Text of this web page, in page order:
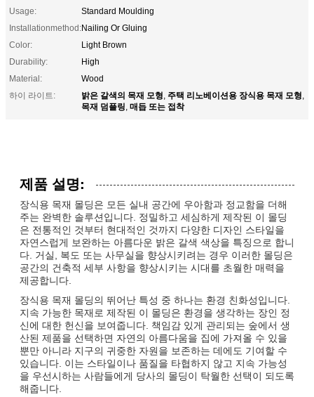
Usage:
Standard Moulding
Installationmethod:Nailing Or Gluing
Color:
Light Brown
Durability:
High
Material:
Wood
하이 라이트:
밝은 갈색의 목재 모형, 주택 리노베이션용 장식용 목재 모형,
목재 덤플링, 매듭 또는 접착
제품 설명:
장식용 목재 몰딩은 모든 실내 공간에 우아함과 정교함을 더해
주는 완벽한 솔루션입니다. 정밀하고 세심하게 제작된 이 몰딩
은 전통적인 것부터 현대적인 것까지 다양한 디자인 스타일을
자연스럽게 보완하는 아름다운 밝은 갈색 색상을 특징으로 합니
다. 거실, 복도 또는 사무실을 향상시키려는 경우 이러한 몰딩은
공간의 건축적 세부 사항을 향상시키는 시대를 초월한 매력을
제공합니다.
장식용 목재 몰딩의 뛰어난 특성 중 하나는 환경 친화성입니다.
지속 가능한 목재로 제작된 이 몰딩은 환경을 생각하는 장인 정
신에 대한 헌신을 보여줍니다. 책임감 있게 관리되는 숲에서 생
산된 제품을 선택하면 자연의 아름다움을 집에 가져올 수 있을
뿐만 아니라 지구의 귀중한 자원을 보존하는 데에도 기여할 수
있습니다. 이는 스타일이나 품질을 타협하지 않고 지속 가능성
을 우선시하는 사람들에게 당사의 몰딩이 탁월한 선택이 되도록
해줍니다.